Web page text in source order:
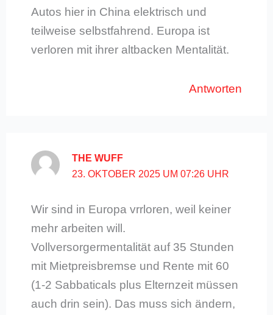
Autos hier in China elektrisch und
teilweise selbstfahrend. Europa ist
verloren mit ihrer altbacken Mentalität.
Antworten
THE WUFF
23. OKTOBER 2025 UM 07:26 UHR
Wir sind in Europa vrrloren, weil keiner
mehr arbeiten will.
Vollversorgermentalität auf 35 Stunden
mit Mietpreisbremse und Rente mit 60
(1-2 Sabbaticals plus Elternzeit müssen
auch drin sein). Das muss sich ändern,